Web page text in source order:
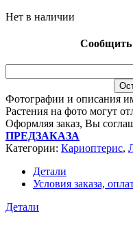
Нет в наличии
Сообщить
Фотографии и описания
Растения на фото могут
Оформляя заказ, Вы
ПРЕДЗАКАЗА
Категории: Кариоптерис,
Детали
Условия заказа,
Детали